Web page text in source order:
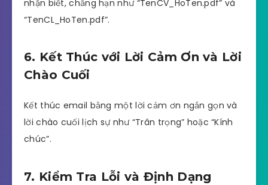
nhận biết, chẳng hạn như “TenCV_HoTen.pdf” và
“TenCL_HoTen.pdf”.
6. Kết Thúc với Lời Cảm Ơn và Lời
Chào Cuối
Kết thúc email bằng một lời cảm ơn ngắn gọn và
lời chào cuối lịch sự như “Trân trọng” hoặc “Kính
chúc”.
7. Kiểm Tra Lỗi và Định Dạng